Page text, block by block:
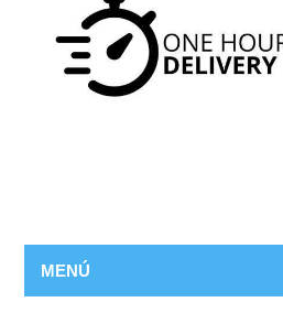
MENÚ